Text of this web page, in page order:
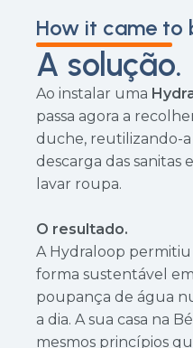
How it came to
A solução.
Ao instalar uma
passa agora a
duche, reutilizando-a
descarga das sanitas
lavar roupa.
O resultado.
A Hydraloop
forma sustentável
poupança de água
a dia. A sua casa na
mesmos princípios